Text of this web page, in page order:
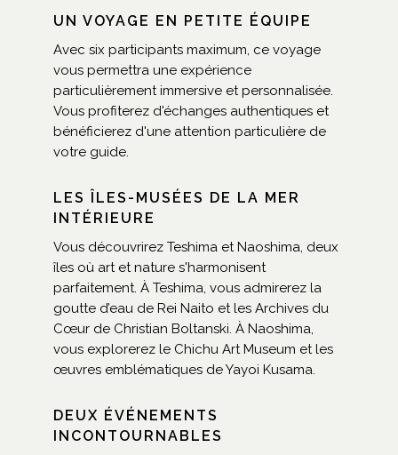
UN VOYAGE EN PETITE ÉQUIPE
Avec six participants maximum, ce voyage
vous permettra une expérience
particulièrement immersive et personnalisée.
Vous profiterez d'échanges authentiques et
bénéficierez d'une attention particulière de
votre guide.
LES ÎLES-MUSÉES DE LA MER
INTÉRIEURE
Vous découvrirez Teshima et Naoshima, deux
îles où art et nature s'harmonisent
parfaitement. À Teshima, vous admirerez la
goutte d’eau de Rei Naito et les Archives du
Cœur de Christian Boltanski. À Naoshima,
vous explorerez le Chichu Art Museum et les
œuvres emblématiques de Yayoi Kusama.
DEUX ÉVÉNEMENTS
INCONTOURNABLES